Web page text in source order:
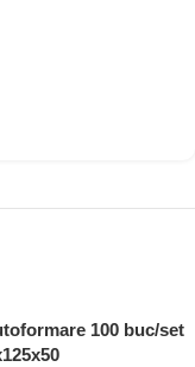
100 buc/set